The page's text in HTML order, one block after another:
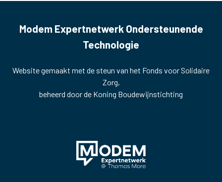
Modem Expertnetwerk Ondersteunende
Technologie
Website gemaakt met de steun van het Fonds voor Solidaire
Zorg,
beheerd door de Koning Boudewijnstichting